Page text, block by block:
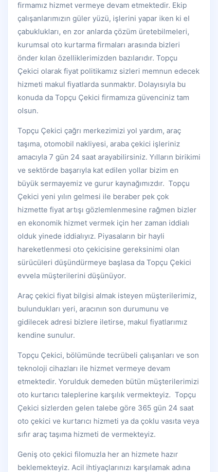
firmamız hizmet vermeye devam etmektedir. Ekip
çalışanlarımızın güler yüzü, işlerini yapar iken ki el
çabuklukları, en zor anlarda çözüm üretebilmeleri,
kurumsal oto kurtarma firmaları arasında bizleri
önder kılan özelliklerimizden bazılarıdır. Topçu
Çekici olarak fiyat politikamız sizleri memnun edecek
hizmeti makul fiyatlarda sunmaktır. Dolayısıyla bu
konuda da Topçu Çekici firmamıza güvenciniz tam
olsun.
Topçu Çekici çağrı merkezimizi yol yardım, araç
taşıma, otomobil nakliyesi, araba çekici işleriniz
amacıyla 7 gün 24 saat arayabilirsiniz. Yılların birikimi
ve sektörde başarıyla kat edilen yollar bizim en
büyük sermayemiz ve gurur kaynağımızdır. Topçu
Çekici yeni yılın gelmesi ile beraber pek çok
hizmette fiyat artışı gözlemlenmesine rağmen bizler
en ekonomik hizmet vermek için her zaman iddialı
olduk yinede iddialıyız. Piyasaların bir hayli
hareketlenmesi oto çekicisine gereksinimi olan
sürücüleri düşündürmeye başlasa da Topçu Çekici
evvela müşterilerini düşünüyor.
Araç çekici fiyat bilgisi almak isteyen müşterilerimiz,
bulundukları yeri, aracının son durumunu ve
gidilecek adresi bizlere iletirse, makul fiyatlarımız
kendine sunulur.
Topçu Çekici, bölümünde tecrübeli çalışanları ve son
teknoloji cihazları ile hizmet vermeye devam
etmektedir. Yorulduk demeden bütün müşterilerimizi
oto kurtarıcı taleplerine karşılık vermekteyiz. Topçu
Çekici sizlerden gelen talebe göre 365 gün 24 saat
oto çekici ve kurtarıcı hizmeti ya da çoklu vasıta veya
sıfır araç taşıma hizmeti de vermekteyiz.
Geniş oto çekici filomuzla her an hizmete hazır
beklemekteyiz. Acil ihtiyaçlarınızı karşılamak adına